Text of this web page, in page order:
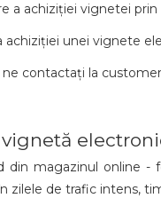
a achiziției vignetei prin
unei vignete
contactați la
magazinul online
zilele de trafic intens,